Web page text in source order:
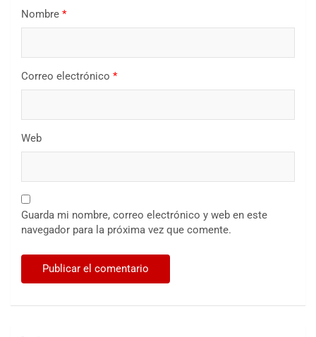
Nombre *
Correo electrónico *
Web
Guarda mi nombre, correo electrónico y web en este
navegador para la próxima vez que comente.